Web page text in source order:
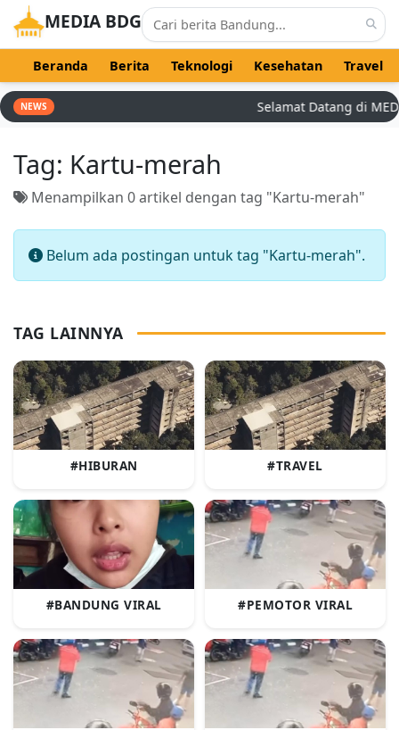
MEDIA BDG
Beranda Berita Teknologi Kesehatan Travel
NEWS Selamat Datang di
Tag: Kartu-merah
Menampilkan 0 artikel dengan tag "Kartu-merah"
Belum ada postingan untuk tag "Kartu-merah".
TAG LAINNYA
#HIBURAN #TRAVEL
#BANDUNG VIRAL #PEMOTOR VIRAL